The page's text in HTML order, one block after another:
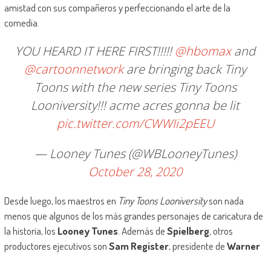
amistad con sus compañeros y perfeccionando el arte de la
comedia.
YOU HEARD IT HERE FIRST!!!!!@hbomaxand
@cartoonnetworkare bringing back Tiny
Toons with the new series Tiny Toons
Looniversity!!! acme acres gonna be lit
pic.twitter.com/CWWIi2pEEU
— Looney Tunes (@WBLooneyTunes)
October 28, 2020
Desde luego, los maestros en Tiny Toons Looniversityson nada
menos que algunos de los más grandes personajes de caricatura de
la historia, los Looney Tunes. Además deSpielberg, otros
productores ejecutivos sonSam Register, presidente deWarner